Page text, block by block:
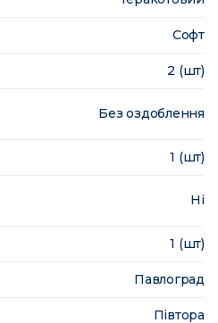
Софт
2 (шт)
Без оздоблення
1 (шт)
Ні
1 (шт)
Павлоград
Півтора